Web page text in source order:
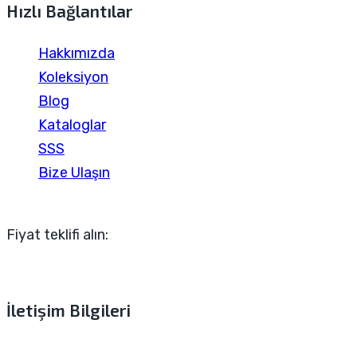
Hızlı Bağlantılar
Hakkımızda
Koleksiyon
Blog
Kataloglar
SSS
Bize Ulaşın
Fiyat teklifi alın:
İletişim Bilgileri